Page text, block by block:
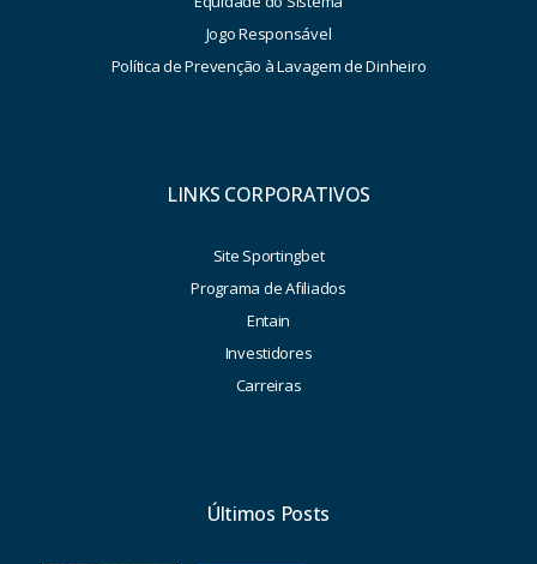
Jogo Responsável
Política de Prevenção à Lavagem de Dinheiro
LINKS CORPORATIVOS
Site Sportingbet
Programa de Afiliados
Entain
Investidores
Carreiras
Últimos Posts